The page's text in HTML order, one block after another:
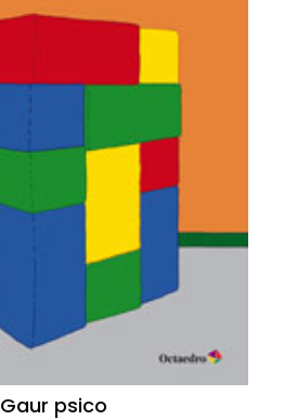
Gaur psico